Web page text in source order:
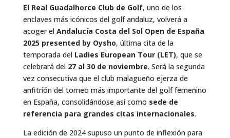
El Real Guadalhorce Club de Golf, uno de los
enclaves más icónicos del golf andaluz, volverá a
acoger el Andalucía Costa del Sol Open de España
2025 presented by Oysho, última cita de la
temporada del Ladies European Tour (LET), que se
celebrará del 27 al 30 de noviembre. Será la segunda
vez consecutiva que el club malagueño ejerza de
anfitrión del torneo más importante del golf femenino
en España, consolidándose así como sede de
referencia para grandes citas internacionales.
La edición de 2024 supuso un punto de inflexión para